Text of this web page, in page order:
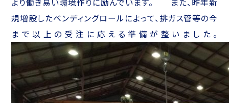
より働き易い環境作りに励んでいます。 また、昨年新
規増設したベンディングロールによって、排ガス管等の今
まで以上の受注に応える準備が整いました。